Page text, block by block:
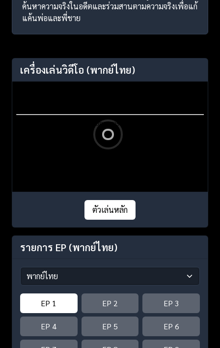
ค้นหาความจริงในอดีตและร่วมสานตามความจริงเพื่อแก้
แค้นพ่อและพี่ชาย
เครื่องเล่นวิดีโอ (พากย์ไทย)
ตัวเล่นหลัก
รายการ EP (พากย์ไทย)
EP 1 EP 2 EP 3
EP 4 EP 5 EP 6